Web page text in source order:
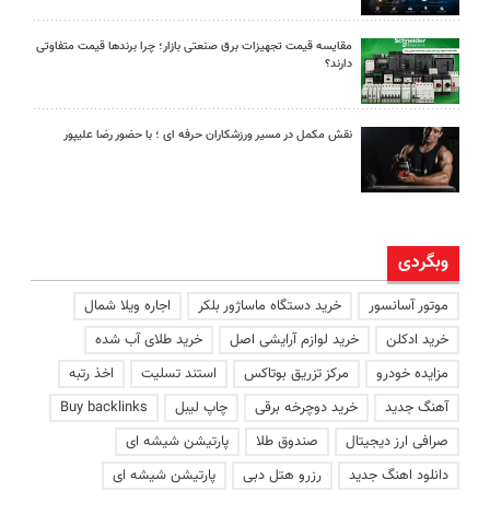
مقایسه قیمت تجهیزات برق صنعتی بازار؛ چرا برندها قیمت متفاوتی
دارند؟
نقش مکمل در مسیر ورزشکاران حرفه ای ؛ با حضور رضا علیپور
وبگردی
موتور آسانسور خرید دستگاه ماساژور بلکر
اجاره ویلا شمال
خرید ادکلن
خرید لوازم آرایشی اصل
خرید طلای آب شده
مزایده خودرو
مرکز تزریق بوتاکس استند تسلیت
اخذ رتبه
آهنگ جدید
خرید دوچرخه برقی چاپ لیبل
Buy backlinks
صرافی ارز دیجیتال
صندوق طلا
پارتیشن شیشه ای
دانلود اهنگ جدید
رزرو هتل دبی پارتیشن شیشه ای